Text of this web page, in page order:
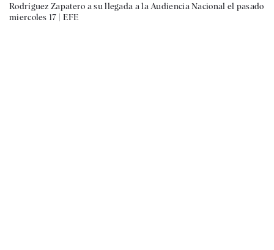
Rodríguez Zapatero a su llegada a la Audiencia Nacional el pasado
miercoles 17 | EFE